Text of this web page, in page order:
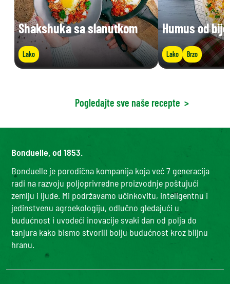
Shakshuka sa slanutkom
Lako
Humus od
Lako Brzo
Pogledajte sve naše recepte >
Bonduelle, od 1853.
Bonduelle je porodična kompanija koja već 7 generacija
radi na razvoju poljoprivredne proizvodnje poštujući
zemlju i ljude. Mi podržavamo učinkovitu, inteligentnu i
jedinstvenu agroekologiju, odlučno gledajući u
budućnost i uvodeći inovacije svaki dan od polja do
tanjura kako bismo stvorili bolju budućnost kroz biljnu
hranu.